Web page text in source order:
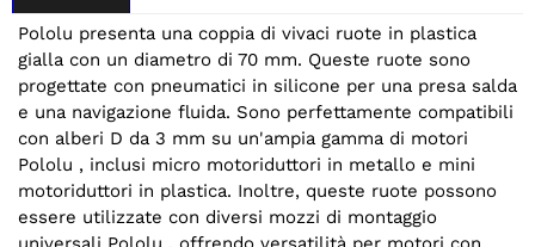
Pololu presenta una coppia di vivaci ruote in plastica
gialla con un diametro di 70 mm. Queste ruote sono
progettate con pneumatici in silicone per una presa salda
e una navigazione fluida. Sono perfettamente compatibili
con alberi D da 3 mm su un'ampia gamma di motori
Pololu , inclusi micro motoriduttori in metallo e mini
motoriduttori in plastica. Inoltre, queste ruote possono
essere utilizzate con diversi mozzi di montaggio